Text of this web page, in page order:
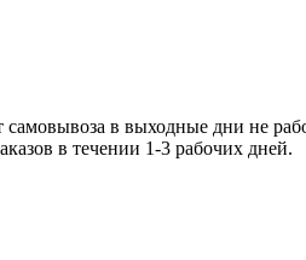
дней. Отправка